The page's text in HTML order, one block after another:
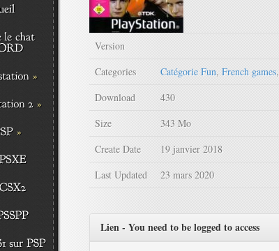
Version
Categories
Catégorie Fun, French games,
Download
430
Size
343 Mo
Create Date
19 janvier 2018
Last Updated
23 mars 2020
Lien - You need to be logged to access